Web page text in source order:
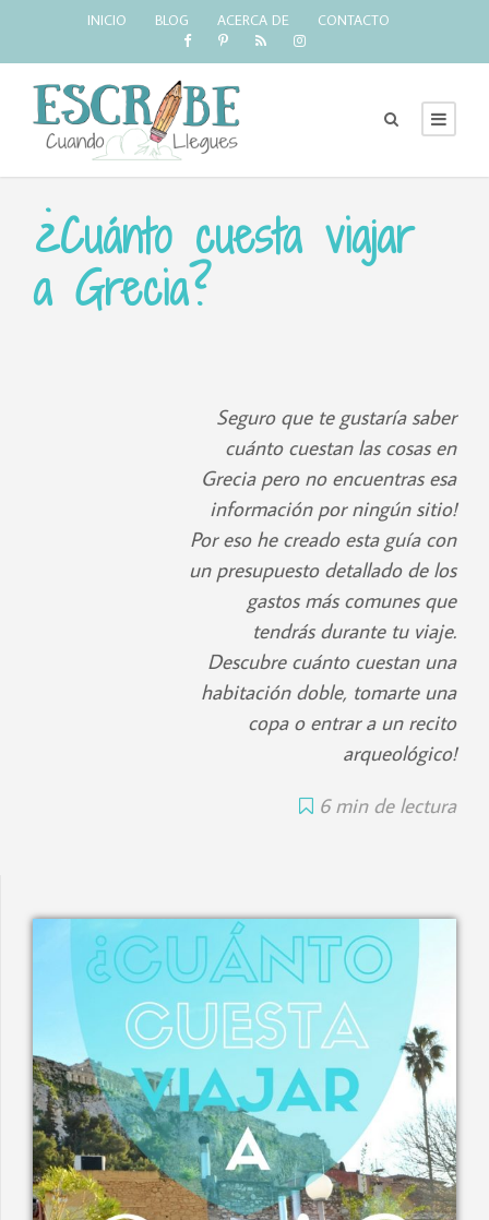
INICIO BLOG ACERCA DE CONTACTO
¿Cuánto cuesta viajar
a Grecia?
Seguro que te gustaría saber
cuánto cuestan las cosas en
Grecia pero no encuentras esa
información por ningún sitio!
Por eso he creado esta guía con
un presupuesto detallado de los
gastos más comunes que
tendrás durante tu viaje.
Descubre cuánto cuestan una
habitación doble, tomarte una
copa o entrar a un recito
arqueológico!
6 min de lectura